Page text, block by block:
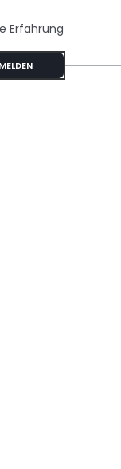
Specials
Erfahrung